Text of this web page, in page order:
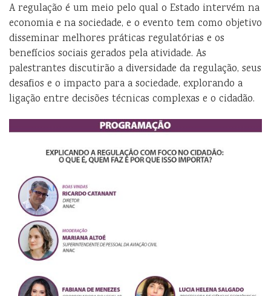
A regulação é um meio pelo qual o Estado intervém na
economia e na sociedade, e o evento tem como objetivo
disseminar melhores práticas regulatórias e os
benefícios sociais gerados pela atividade. As
palestrantes discutirão a diversidade da regulação, seus
desafios e o impacto para a sociedade, explorando a
ligação entre decisões técnicas complexas e o cidadão.